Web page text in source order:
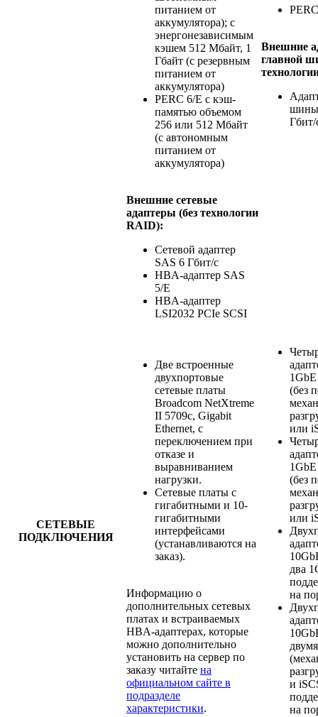
питанием от
аккумулятора); с
энергонезависимым
кэшем 512 Мбайт, 1
Гбайт (с резервным
питанием от
аккумулятора)
PERC 6/E с кэш-
памятью объемом
256 или 512 Мбайт
(с автономным
питанием от
аккумулятора)
Внешние сетевые
адаптеры (без технологии
RAID):
Сетевой адаптер
SAS 6 Гбит/с
HBA-адаптер SAS
5/E
HBA-адаптер
LSI2032 PCIe SCSI
Внешние
главной
шины
Гбит/
СЕТЕВЫЕ
ПОДКЛЮЧЕНИЯ
Две встроенные
двухпортовые
сетевые платы
Broadcom NetXtreme
II 5709c, Gigabit
Ethernet, с
переключением при
отказе и
выравниванием
нагрузки.
Сетевые платы с
гигабитными и 10-
гигабитными
интерфейсами
(устанавливаются на
заказ).
Информацию о
дополнительных сетевых
платах и встраиваемых
HBA-адаптерах, которые
можно дополнительно
установить на сервер по
заказу читайте на
официальном сайте в
подразделе
характеристики.
(без
или
(без
или
два
на
и
на